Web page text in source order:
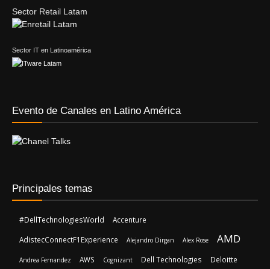
Sector Retail Latam
Sector IT en Latinoamérica
Evento de Canales en Latino América
Principales temas
#DellTechnologiesWorld Accenture
AdistecConnectF1Experience Alejandro Dirgan Alex Rose AMD
Andrea Fernandez AWS Cognizant Dell Technologies Deloitte